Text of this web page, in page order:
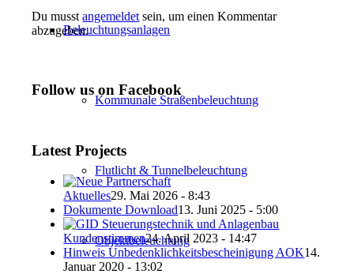
Beleuchtungsanlagen
Kommunale Straßenbeleuchtung
Flutlicht & Tunnelbeleuchtung
Objektbeleuchtung
Du musstangemeldet sein, um einen Kommentar
abzugeben.
Follow us on Facebook
Latest Projects
Aktuelles29. Mai 2026 - 8:43
Dokumente Download13. Juni 2025 - 5:00
Kundenstimmen24. April 2023 - 14:47
Hinweis Unbedenklichkeitsbescheinigung AOK14.
Januar 2020 - 13:02